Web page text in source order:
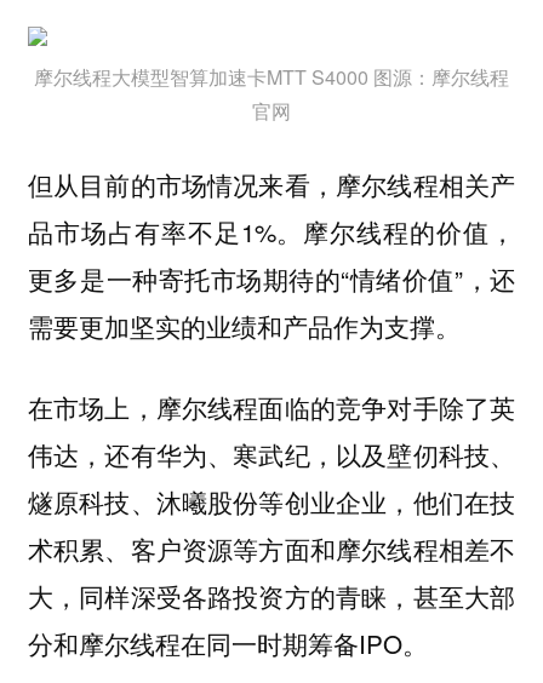
摩尔线程大模型智算加速卡MTT S4000 图源：摩尔线程
官网
但从目前的市场情况来看，摩尔线程相关产
品市场占有率不足1%。摩尔线程的价值，
更多是一种寄托市场期待的“情绪价值”，还
需要更加坚实的业绩和产品作为支撑。
在市场上，摩尔线程面临的竞争对手除了英
伟达，还有华为、寒武纪，以及壁仞科技、
燧原科技、沐曦股份等创业企业，他们在技
术积累、客户资源等方面和摩尔线程相差不
大，同样深受各路投资方的青睐，甚至大部
分和摩尔线程在同一时期筹备IPO。